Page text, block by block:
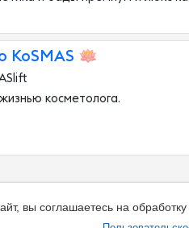
KoSMAS 🪷
косметолога.
вы соглашаетесь на